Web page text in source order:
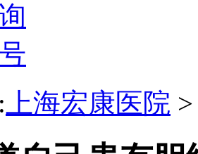
上海宏康医院